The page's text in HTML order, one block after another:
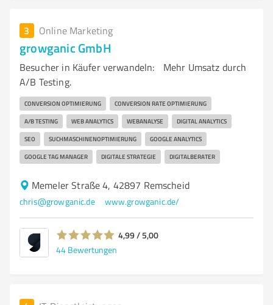
3 Online Marketing
growganic GmbH
Besucher in Käufer verwandeln: Mehr Umsatz durch
A/B Testing.
CONVERSION OPTIMIERUNG CONVERSION RATE OPTIMIERUNG
A/B TESTING WEB ANALYTICS WEBANALYSE DIGITAL ANALYTICS
SEO SUCHMASCHINENOPTIMIERUNG GOOGLE ANALYTICS
GOOGLE TAG MANAGER DIGITALE STRATEGIE DIGITALBERATER
Memeler Straße 4, 42897 Remscheid
chris@growganic.de www.growganic.de/
4,99 / 5,00
44 Bewertungen